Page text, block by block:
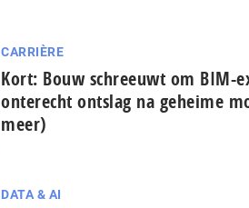
CARRIÈRE
Kort: Bouw schreeuwt om BIM-
onterecht ontslag na geheime
meer)
DATA & AI